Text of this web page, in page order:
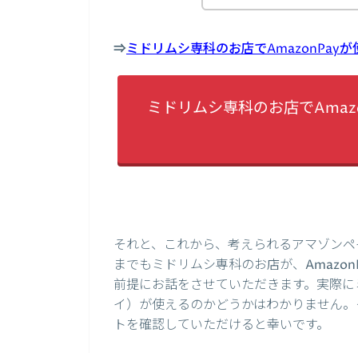
⇒ミドリムシ専科のお店でAmazonPay
ミドリムシ専科のお店で
それと、これから、考えられるアマゾン
までもミドリムシ専科のお店が、
前提にお話をさせていただきます。実際
イ）が使えるのかどうかはわかりません
トを確認していただけると幸いです。